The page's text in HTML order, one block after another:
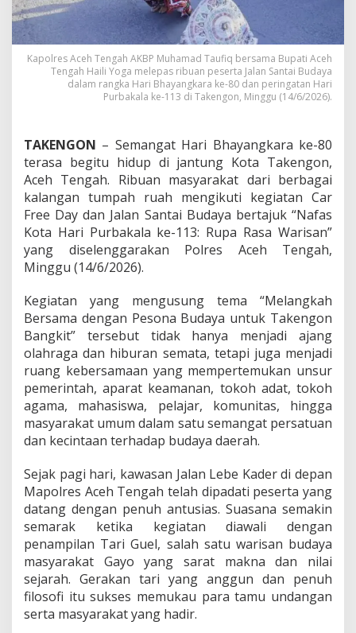
C
a
r
F
r
e
e
B
u
d
a
y
a
P
r
e
s
A
c
e
h
T
e
n
g
a
G
a
u
n
g
k
a
n
S
e
m
Kapolres Aceh Tengah AKBP Muhamad Taufiq bersama Bupati Aceh
Tengah Haili Yoga melepas ribuan peserta Jalan Santai Budaya
dalam rangka Hari Bhayangkara ke-80 dan peringatan Hari
Purbakala ke-113 di Takengon, Minggu (14/6/2026).
TAKENGON – Semangat Hari Bhayangkara ke-80
terasa begitu hidup di jantung Kota Takengon,
Aceh Tengah. Ribuan masyarakat dari berbagai
kalangan tumpah ruah mengikuti kegiatan Car
Free Day dan Jalan Santai Budaya bertajuk “Nafas
Kota Hari Purbakala ke-113: Rupa Rasa Warisan”
yang diselenggarakan Polres Aceh Tengah,
Minggu (14/6/2026).
Kegiatan yang mengusung tema “Melangkah
Bersama dengan Pesona Budaya untuk Takengon
Bangkit” tersebut tidak hanya menjadi ajang
olahraga dan hiburan semata, tetapi juga menjadi
ruang kebersamaan yang mempertemukan unsur
pemerintah, aparat keamanan, tokoh adat, tokoh
agama, mahasiswa, pelajar, komunitas, hingga
masyarakat umum dalam satu semangat persatuan
dan kecintaan terhadap budaya daerah.
Sejak pagi hari, kawasan Jalan Lebe Kader di depan
Mapolres Aceh Tengah telah dipadati peserta yang
datang dengan penuh antusias. Suasana semakin
semarak ketika kegiatan diawali dengan
penampilan Tari Guel, salah satu warisan budaya
masyarakat Gayo yang sarat makna dan nilai
sejarah. Gerakan tari yang anggun dan penuh
filosofi itu sukses memukau para tamu undangan
serta masyarakat yang hadir.